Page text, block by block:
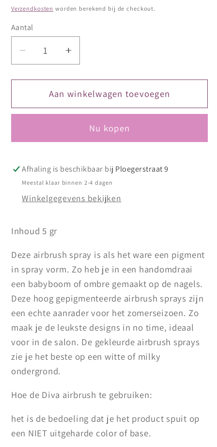
prijs
Verzendkosten worden berekend bij de checkout.
Aantal
Aantal
verlagen
voor
Airbrush
Magenta
Aantal
verhogen
voor
DIVA
Airbrush
Spray
Magenta
Aan winkelwagen toevoegen
Nu kopen
Afhaling is beschikbaar bij Ploegerstraat 9
Meestal klaar binnen 2-4 dagen
Winkelgegevens bekijken
Inhoud 5 gr
Deze airbrush spray is als het ware een pigment
in spray vorm. Zo heb je in een handomdraai
een babyboom of ombre gemaakt op de nagels.
Deze hoog gepigmenteerde airbrush sprays zijn
een echte aanrader voor het zomerseizoen. Zo
maak je de leukste designs in no time, ideaal
voor in de salon. De gekleurde airbrush sprays
zie je het beste op een witte of milky
ondergrond.
Hoe de Diva airbrush te gebruiken:
het is de bedoeling dat je het product spuit op
een NIET uitgeharde color of base.